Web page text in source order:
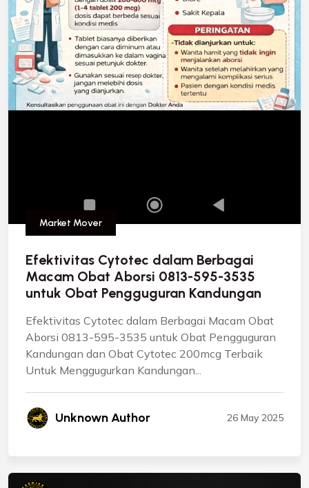
Market Mover
Efektivitas Cytotec dalam Berbagai
Macam Obat Aborsi 0813-595-3535
untuk Obat Pengguguran Kandungan
Efektivitas Cytotec dalam Berbagai Macam Obat
Aborsi 0813-595-3535 untuk Obat Pengguguran
Kandungan dan Obat Cytotec 200mcg Terbaik
Untuk Menggugurkan Kandungan...
Unknown Author 26 May 2025